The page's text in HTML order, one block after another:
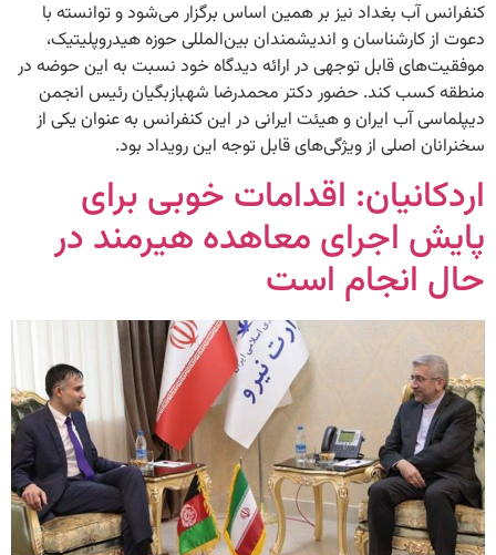
کنفرانس آب بغداد نیز بر همین اساس برگزار می‌شود و توانسته با
دعوت از کارشناسان و اندیشمندان بین‌المللی حوزه هیدروپلیتیک،
موفقیت‌های قابل توجهی در ارائه دیدگاه خود نسبت به این حوضه در
منطقه کسب کند. حضور دکتر محمدرضا شهبازبگیان رئیس انجمن
دیپلماسی آب ایران و هیئت ایرانی در این کنفرانس به عنوان یکی از
سخنرانان اصلی از ویژگی‌های قابل توجه این رویداد بود.
اردکانیان: اقدامات خوبی برای
پایش اجرای معاهده هیرمند در
حال انجام است